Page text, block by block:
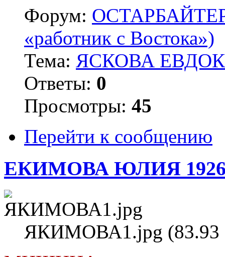
Форум:
«работник с Востока»)
Тема: ЯСКОВА
Ответы: 0
Просмотры: 45
Перейти к сообщению
ЕКИМОВА ЮЛИЯ
ЯКИМОВА1.jpg (83.93